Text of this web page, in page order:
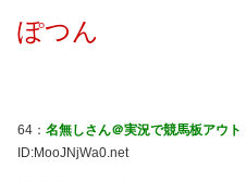
ぽつん
64： 名無しさん＠実況で競馬板アウト
ID:MooJNjWa0.net